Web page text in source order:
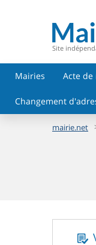
Site
Mairies Acte de
Changement
mairie.net